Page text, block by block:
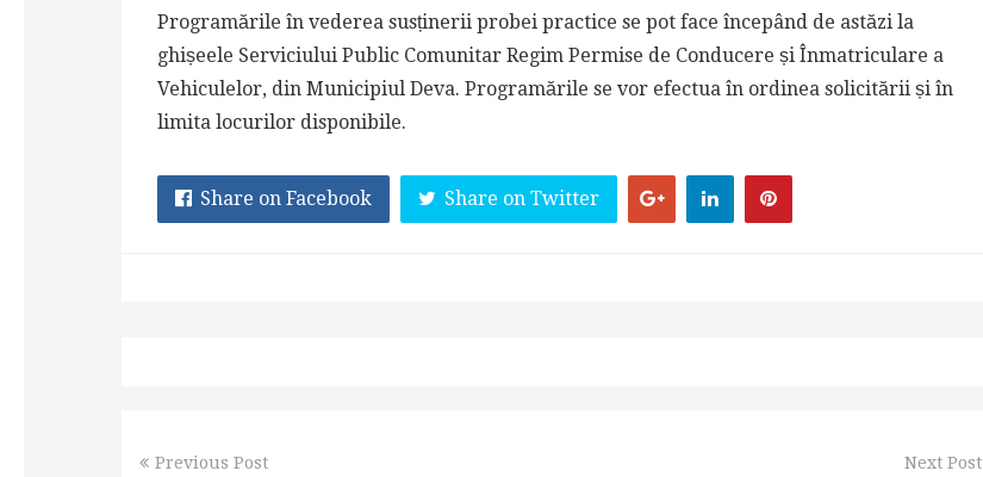
Programările în vederea susținerii probei practice se pot face începând de astăzi la
ghișeele Serviciului Public Comunitar Regim Permise de Conducere și Înmatriculare a
Vehiculelor, din Municipiul Deva. Programările se vor efectua în ordinea solicitării și în
limita locurilor disponibile.
Share on Facebook Share on Twitter
Previous Post Next Post